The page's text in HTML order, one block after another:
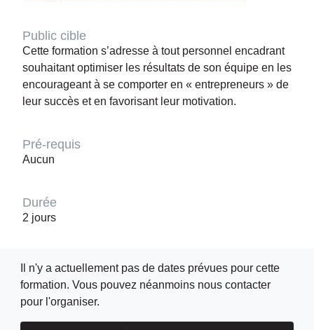
Public cible
Cette formation s’adresse à tout personnel encadrant
souhaitant optimiser les résultats de son équipe en les
encourageant à se comporter en « entrepreneurs » de
leur succès et en favorisant leur motivation.
Pré-requis
Aucun
Durée
2 jours
Il n'y a actuellement pas de dates prévues pour cette
formation. Vous pouvez néanmoins nous contacter
pour l'organiser.